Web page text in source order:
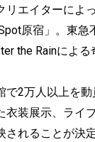
リエイターによ
原宿」。東
the Rainによ
で2万人以上を
衣装展示、ライ
れることが決定